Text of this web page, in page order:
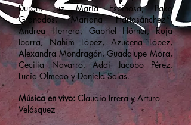
Durán, Luz María Espinosa, Pako
Granados, Mariana Hartasánchez*,
Andrea Herrera, Gabriel Hörner, Roja
Ibarra, Nahím López, Azucena López,
Alexandra Mondragón, Guadalupe Mora,
Cecilia Navarro, Addi Jacobo Pérez,
Lucía Olmedo y Daniela Salas.
Música en vivo: Claudio Irrera y Arturo
Velásquez